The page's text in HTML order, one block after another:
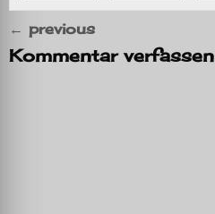
← previous
Kommentar verfassen